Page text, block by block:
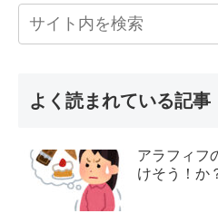
よく読まれている記事
アラフィフ
けそう！か